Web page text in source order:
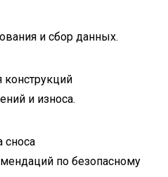
и сбор данных.
конструкций
и износа.
сноса
по безопасному